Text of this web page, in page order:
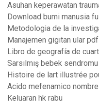
Asuhan keperawatan
Download bumi manusia
Metodologia de la
Manajemen gigitan ular pdf
Libro de geografía de
Sarsılmış bebek
Histoire de lart illustrée
Acido mefenamico
Keluaran hk rabu